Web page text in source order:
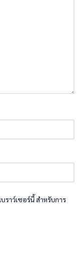
ราว์เซอร์นี้ สำหรับการ